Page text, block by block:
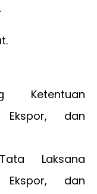
Ketentuan
dan
Laksana
dan